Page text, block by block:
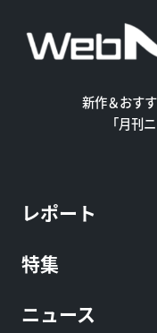
新作＆おす
「月刊
レポート
特集
ニュース